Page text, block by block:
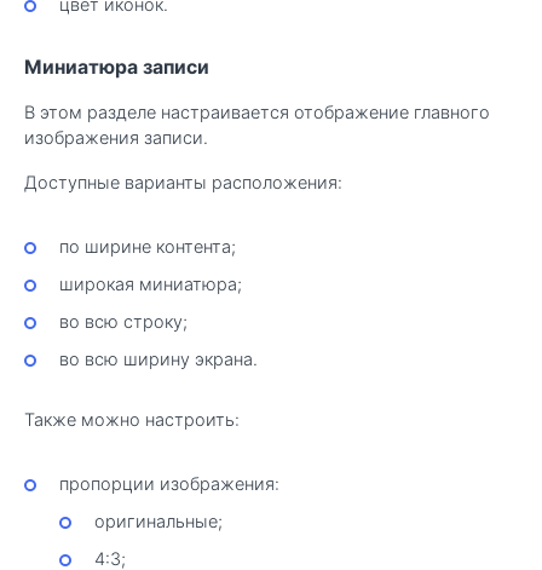
цвет иконок.
Миниатюра записи
В этом разделе настраивается отображение главного
изображения записи.
Доступные варианты расположения:
по ширине контента;
широкая миниатюра;
во всю строку;
во всю ширину экрана.
Также можно настроить:
пропорции изображения:
оригинальные;
4:3;